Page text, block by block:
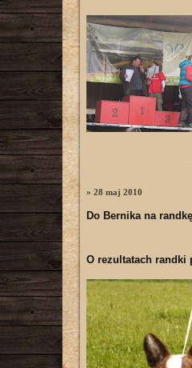
» 28 maj 2010
Do Bernika na
O rezultatach